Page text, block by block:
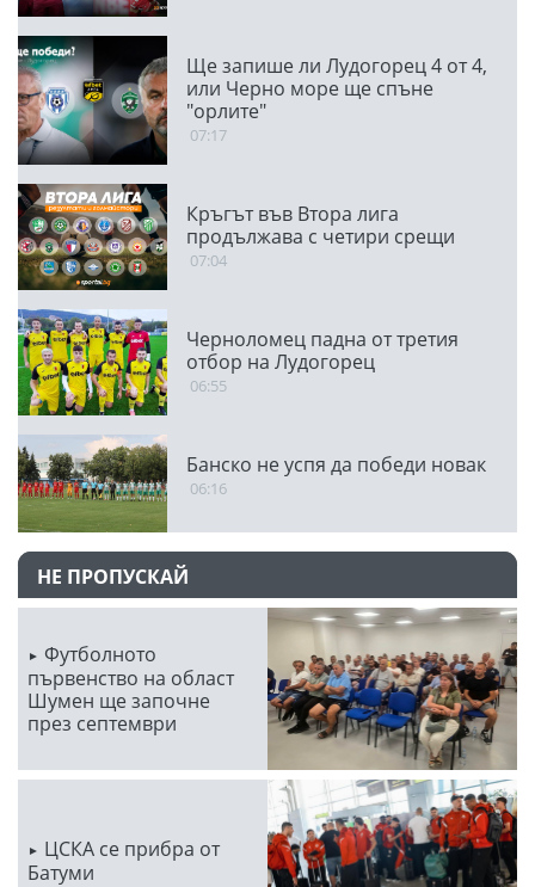
Ще запише ли Лудогорец 4 от 4,
или Черно море ще спъне
"орлите"
07:17
Кръгът във Втора лига
продължава с четири срещи
07:04
Черноломец падна от третия
отбор на Лудогорец
06:55
Банско не успя да победи новак
06:16
НЕ ПРОПУСКАЙ
Футболното
първенство на област
Шумен ще започне
през септември
ЦСКА се прибра от
Батуми